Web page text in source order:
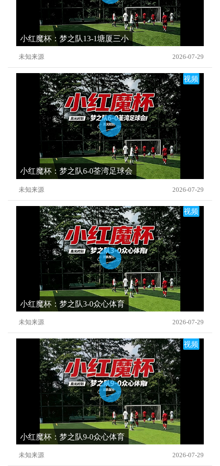
小红魔杯：梦之队13-1塘厦三小
未知来源 2026-07-29
视频
小红魔杯：梦之队6-0荃湾足球会
未知来源 2026-07-29
视频
小红魔杯：梦之队3-0众心体育
未知来源 2026-07-29
视频
小红魔杯：梦之队9-0众心体育
未知来源 2026-07-29